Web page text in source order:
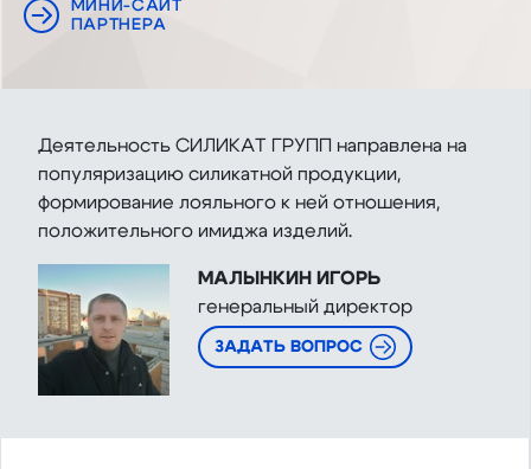
МИНИ-САЙТ
ПАРТНЕРА
Деятельность СИЛИКАТ ГРУПП направлена на
популяризацию силикатной продукции,
формирование лояльного к ней отношения,
положительного имиджа изделий.
МАЛЫНКИН ИГОРЬ
генеральный директор
ЗАДАТЬ ВОПРОС